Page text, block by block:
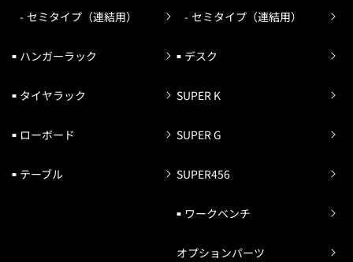
セミタイプ（連結用）
ハンガーラック
タイヤラック
ローボード
テーブル
セミタイプ（連結用）
デスク
SUPER K
SUPER G
SUPER456
ワークベンチ
オプションパーツ